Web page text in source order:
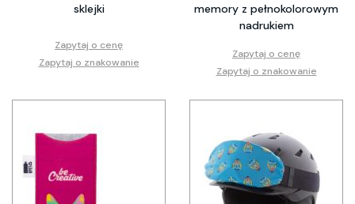
sklejki
Zapytaj o cenę
Zapytaj o znakowanie
memory z pełnokolorowym
nadrukiem
Zapytaj o cenę
Zapytaj o znakowanie